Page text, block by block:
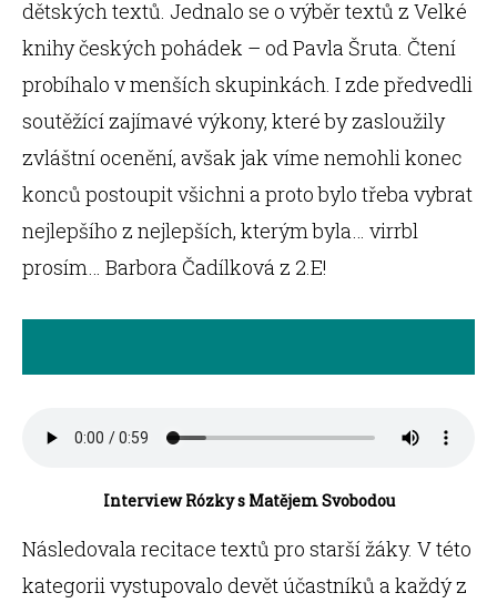
dětských textů. Jednalo se o výběr textů z Velké
knihy českých pohádek – od Pavla Šruta. Čtení
probíhalo v menších skupinkách. I zde předvedli
soutěžící zajímavé výkony, které by zasloužily
zvláštní ocenění, avšak jak víme nemohli konec
konců postoupit všichni a proto bylo třeba vybrat
nejlepšího z nejlepších, kterým byla… virrbl
prosím… Barbora Čadílková z 2.E!
Interview Rózky s Matějem Svobodou
Následovala recitace textů pro starší žáky. V této
kategorii vystupovalo devět účastníků a každý z